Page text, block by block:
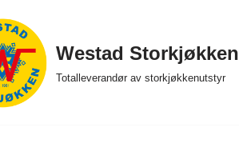
Westad Storkjøkken
Totalleverandør av storkjøkkenutstyr